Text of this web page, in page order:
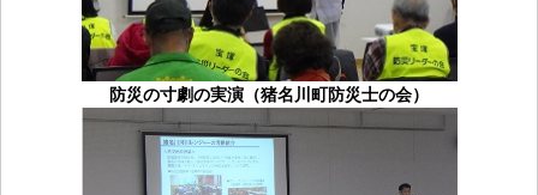
防災の寸劇の実演（猪名川町防災士の会）